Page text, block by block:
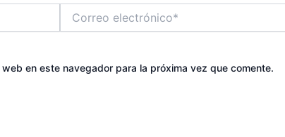
electrónico*
en este navegador para la próxima vez que comente.